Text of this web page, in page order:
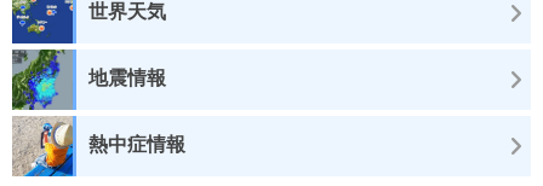
世界天気
地震情報
熱中症情報